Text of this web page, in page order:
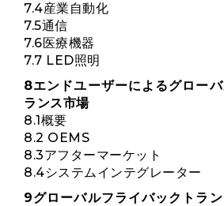
7.4産業自動化
7.5通信
7.6医療機器
7.7 LED照明
8エンドユーザーによるグロー
ランス市場
8.1概要
8.2 OEMS
8.3アフターマーケット
8.4システムインテグレーター
9グローバルフライバックトラ